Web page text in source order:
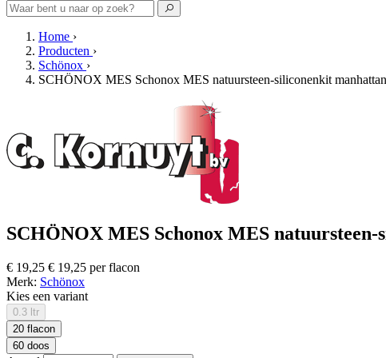
Home ›
Producten ›
Schönox ›
SCHÖNOX MES Schonox MES natuursteen-siliconenkit
SCHÖNOX MES Schonox MES
€ 19,25 € 19,25 per flacon
Merk: Schönox
Kies een variant
0.3 ltr
20 flacon
60 doos